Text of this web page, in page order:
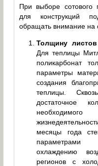
При выборе сотового
для конструкций
обращать внимание
Толщину
Для теплицы
поликарбонат
параметры
создания
теплицы.
достаточное
месяцы года
параметрами
охлаждению
регионов с